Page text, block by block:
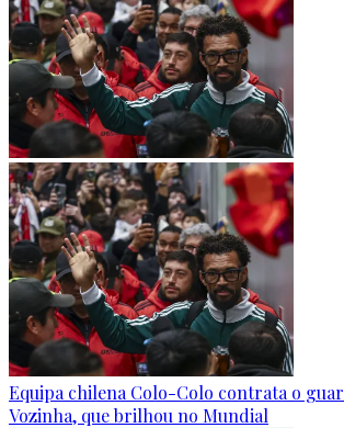
Equipa chilena Colo-Colo contrata o
Vozinha, que brilhou no Mundial